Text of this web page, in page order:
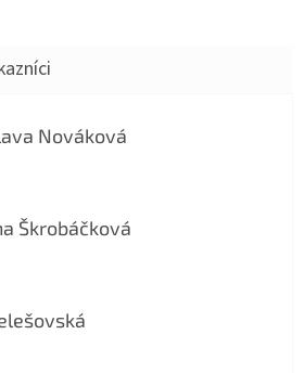
Nováková
obchodu je 5 z 5 hvězdiček.
Škrobáčková
obchodu je 5 z 5 hvězdiček.
obchodu je 5 z 5 hvězdiček.